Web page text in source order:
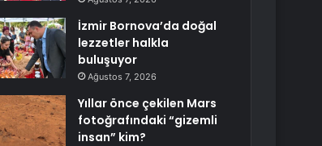
İzmir Bornova’da doğal
lezzetler halkla
buluşuyor
Ağustos 7, 2026
Yıllar önce çekilen Mars
fotoğrafındaki “gizemli
insan” kim?